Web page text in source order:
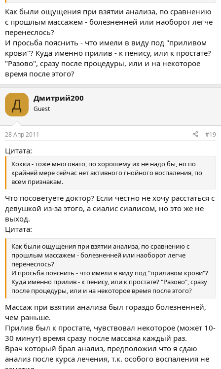
Как были ощущения при взятии анализа, по сравнению
с прошлым массажем - болезненней или наоборот легче
перенеслось?
И просьба пояснить - что имели в виду под "приливом
крови"? Куда именно прилив - к пенису, или к простате?
"Разово", сразу после процедуры, или и на некоторое
время после этого?
Д Дмитрий200
Guest
28 Апр 2011 #19
Цитата:
Кокки - тоже многовато, по хорошему их не надо бы, но по
крайней мере сейчас нет активного гнойного воспаления, по
всем признакам.
Что посоветуете доктор? Если честно не хочу расстаться с
девушкой из-за этого, а сиалис сиалисом, но это же не
выход.
Цитата:
Как были ощущения при взятии анализа, по сравнению с
прошлым массажем - болезненней или наоборот легче
перенеслось?
И просьба пояснить - что имели в виду под "приливом крови"?
Куда именно прилив - к пенису, или к простате? "Разово", сразу
после процедуры, или и на некоторое время после этого?
Массаж при взятии анализа был гораздо болезненней,
чем раньше.
Прилив был к простате, чувствовал некоторое (может 10-
30 минут) время сразу после массажа каждый раз.
Врач который брал анализ, предположил что я сдаю
анализ после курса лечения, т.к. особого воспаления не